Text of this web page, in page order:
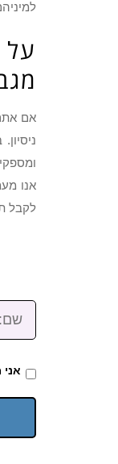
אם
אנו
לקבל
שם: